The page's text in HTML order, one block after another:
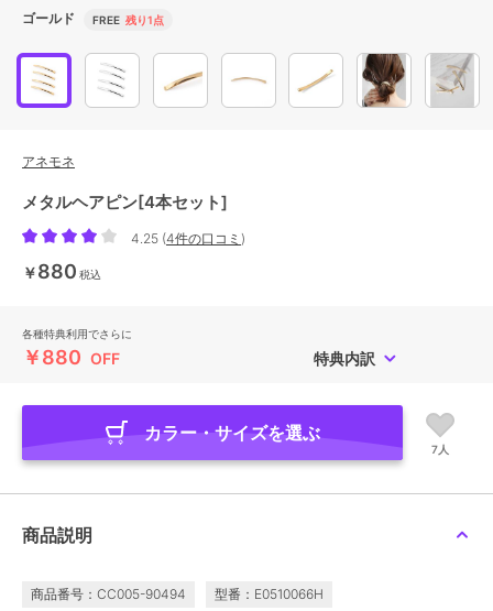
ゴールド FREE 残り1点
アネモネ
メタルヘアピン[4本セット]
4.25 (4件の口コミ )
￥880 税込
各種特典利用でさらに
￥880 OFF 特典内訳
カラー・サイズを選ぶ
7人
商品説明
商品番号：CC005-90494 型番：E0510066H